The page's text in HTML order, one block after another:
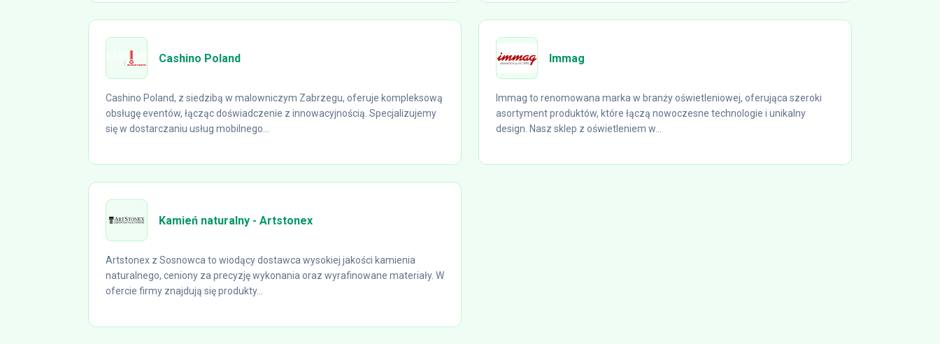
Cashino Poland
Cashino Poland, z siedzibą w malowniczym Zabrzegu, oferuje kompleksową
obsługę eventów, łącząc doświadczenie z innowacyjnością. Specjalizujemy
się w dostarczaniu usług mobilnego...
Immag
Immag to renomowana marka w branży oświetleniowej, oferująca szeroki
asortyment produktów, które łączą nowoczesne technologie i unikalny
design. Nasz sklep z oświetleniem w...
Kamień naturalny - Artstonex
Artstonex z Sosnowca to wiodący dostawca wysokiej jakości kamienia
naturalnego, ceniony za precyzję wykonania oraz wyrafinowane materiały. W
ofercie firmy znajdują się produkty...